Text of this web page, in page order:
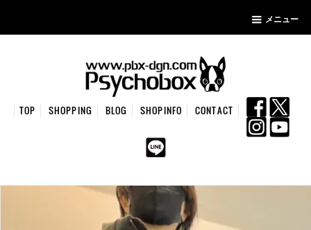
メニュー
TOP SHOPPING BLOG SHOPINFO CONTACT